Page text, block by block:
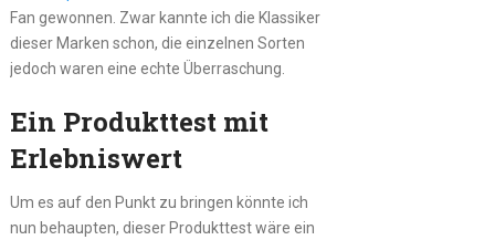
Fan gewonnen. Zwar kannte ich die Klassiker
dieser Marken schon, die einzelnen Sorten
jedoch waren eine echte Überraschung.
Ein Produkttest mit
Erlebniswert
Um es auf den Punkt zu bringen könnte ich
nun behaupten, dieser Produkttest wäre ein